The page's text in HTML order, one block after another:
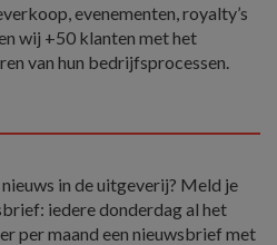
evenementen, royalty’s
wij +50 klanten met het
van hun bedrijfsprocessen.
in de uitgeverij? Meld je
iedere donderdag al het
per maand een nieuwsbrief met